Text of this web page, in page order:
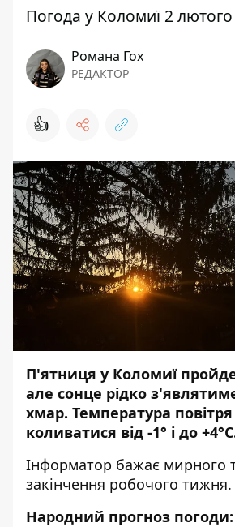
Погода у Коломиї 2 лютого
Романа Гох
РЕДАКТОР
👍
П'ятниця у Коломиї
але сонце рідко
хмар. Температура
коливатися від -1° і до
Інформатор бажає мирного
закінчення робочого тижня.
Народний прогноз погоди: